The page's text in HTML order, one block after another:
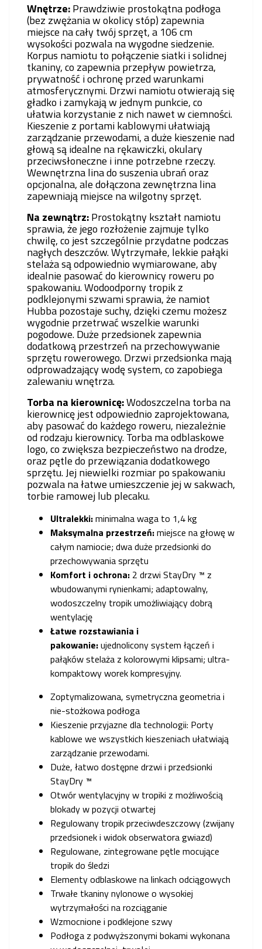
Wnętrze:Prawdziwie prostokątna podłoga
(bez zwężania w okolicy stóp) zapewnia
miejsce na cały twój sprzęt, a 106 cm
wysokości pozwala na wygodne siedzenie.
Korpus namiotu to połączenie siatki i solidnej
tkaniny, co zapewnia przepływ powietrza,
prywatność i ochronę przed warunkami
atmosferycznymi. Drzwi namiotu otwierają się
gładko i zamykają w jednym punkcie, co
ułatwia korzystanie z nich nawet w ciemności.
Kieszenie z portami kablowymi ułatwiają
zarządzanie przewodami, a duże kieszenie nad
głową są idealne na rękawiczki, okulary
przeciwsłoneczne i inne potrzebne rzeczy.
Wewnętrzna lina do suszenia ubrań oraz
opcjonalna, ale dołączona zewnętrzna lina
zapewniają miejsce na wilgotny sprzęt.
Na zewnątrz:Prostokątny kształt namiotu
sprawia, że jego rozłożenie zajmuje tylko
chwilę, co jest szczególnie przydatne podczas
nagłych deszczów. Wytrzymałe, lekkie pałąki
stelaża są odpowiednio wymiarowane, aby
idealnie pasować do kierownicy roweru po
spakowaniu. Wodoodporny tropik z
podklejonymi szwami sprawia, że namiot
Hubba pozostaje suchy, dzięki czemu możesz
wygodnie przetrwać wszelkie warunki
pogodowe. Duże przedsionek zapewnia
dodatkową przestrzeń na przechowywanie
sprzętu rowerowego. Drzwi przedsionka mają
odprowadzający wodę system, co zapobiega
zalewaniu wnętrza.
Torba na kierownicę:Wodoszczelna torba na
kierownicę jest odpowiednio zaprojektowana,
aby pasować do każdego roweru, niezależnie
od rodzaju kierownicy. Torba ma odblaskowe
logo, co zwiększa bezpieczeństwo na drodze,
oraz pętle do przewiązania dodatkowego
sprzętu. Jej niewielki rozmiar po spakowaniu
pozwala na łatwe umieszczenie jej w sakwach,
torbie ramowej lub plecaku.
Ultralekki:minimalna waga to 1,4 kg
Maksymalna przestrzeń:miejsce na głowę w
całym namiocie; dwa duże przedsionki do
przechowywania sprzętu
Komfort i ochrona: 2 drzwi StayDry ™ z
wbudowanymi rynienkami; adaptowalny,
wodoszczelny tropik umożliwiający dobrą
wentylację
Łatwe rozstawiania i
pakowanie:ujednolicony system łączeń i
pałąków stelaża z kolorowymi klipsami; ultra-
kompaktowy worek kompresyjny.
Zoptymalizowana, symetryczna geometria i
nie-stożkowa podłoga
Kieszenie przyjazne dla technologii: Porty
kablowe we wszystkich kieszeniach ułatwiają
zarządzanie przewodami.
Duże, łatwo dostępne drzwi i przedsionki
StayDry ™
Otwór wentylacyjny w tropiki z możliwością
blokady w pozycji otwartej
Regulowany tropik przeciwdeszczowy (zwijany
przedsionek i widok obserwatora gwiazd)
Regulowane, zintegrowane pętle mocujące
tropik do śledzi
Elementy odblaskowe na linkach odciągowych
Trwałe tkaniny nylonowe o wysokiej
wytrzymałości na rozciąganie
Wzmocnione i podklejone szwy
Podłoga z podwyższonymi bokami wykonana